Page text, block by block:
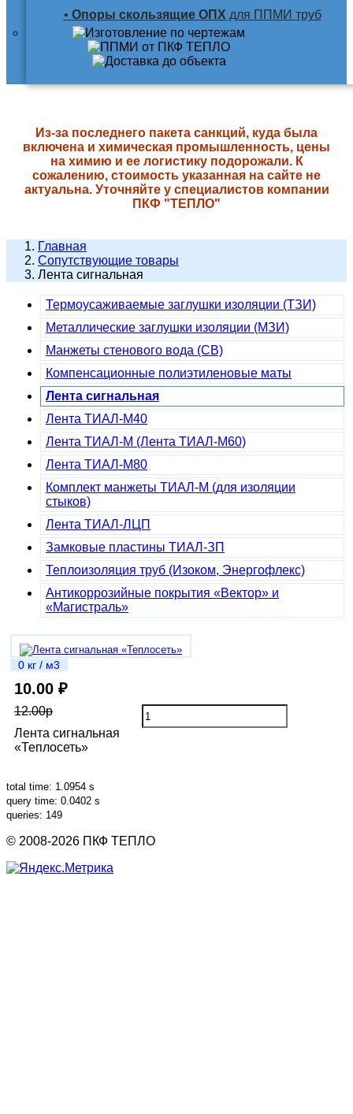
• Опоры скользящие ОПХ для ППМИ труб
Из-за последнего пакета санкций, куда была
включена и химическая промышленность, цены
на химию и ее логистику подорожали. К
сожалению, стоимость указанная на сайте не
актуальна. Уточняйте у специалистов компании
ПКФ "ТЕПЛО"
Главная
Сопутствующие товары
Лента сигнальная
Термоусаживаемые заглушки изоляции (ТЗИ)
Металлические заглушки изоляции (МЗИ)
Манжеты стенового вода (СВ)
Компенсационные полиэтиленовые маты
Лента сигнальная
Лента ТИАЛ-М40
Лента ТИАЛ-М (Лента ТИАЛ-М60)
Лента ТИАЛ-М80
Комплект манжеты ТИАЛ-М (для изоляции
стыков)
Лента ТИАЛ-ЛЦП
Замковые пластины ТИАЛ-ЗП
Теплоизоляция труб (Изоком, Энергофлекс)
Антикоррозийные покрытия «Вектор» и
«Магистраль»
0 кг / м3
10.00 ₽
12.00р
Лента сигнальная
«Теплосеть»
total time: 1.0954 s
query time: 0.0402 s
queries: 149
© 2008-2026 ПКФ ТЕПЛО